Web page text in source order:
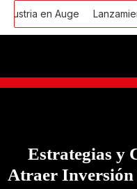
en Auge Lanzamiento
Estrategias y
Atraer